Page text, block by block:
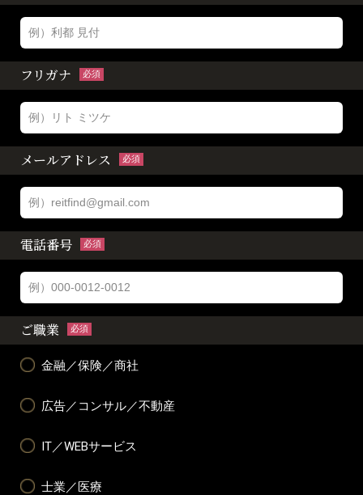
フリガナ 必須
メールアドレス 必須
電話番号 必須
ご職業 必須
金融／保険／商社
広告／コンサル／不動産
IT／WEBサービス
士業／医療